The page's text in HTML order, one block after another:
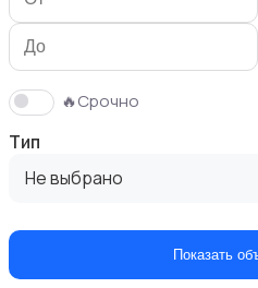
Кровати и матрасы
Кухонные гарнитуры
🔥Срочно
Тип
Не выбрано
Показать